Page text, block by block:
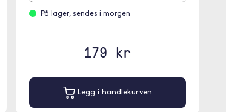
På lager, sendes i morgen
179 kr
Legg i handlekurven